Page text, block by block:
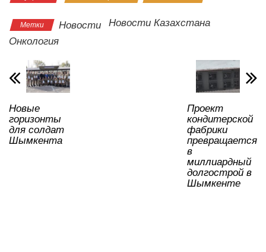
s
A
p
p
e
b
o
o
k
er
o
gr u
и
ть
Метки Новости
Новости Казахстана
Онкология
Новые
горизонты
для солдат
Шымкента
Проект
кондитерской
фабрики
превращается
в
миллиардный
долгострой в
Шымкенте